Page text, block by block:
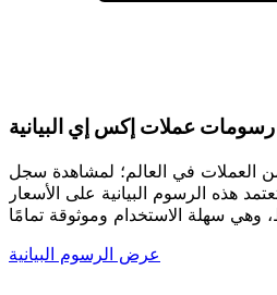
رسومات عملات إكس إي البيانية
العملات في العالم؛ لمشاهدة سجل
هذه الرسوم البيانية على الأسعار
عرض الرسوم البيانية